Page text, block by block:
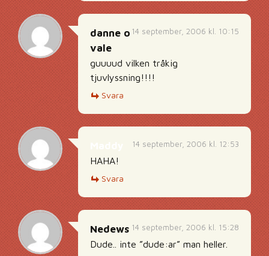
14 september, 2006 kl. 10:15
danne o
vale
guuuud vilken tråkig
tjuvlyssning!!!!
Svara
14 september, 2006 kl. 12:53
HAHA!
Svara
14 september, 2006 kl. 15:28
Nedews
Dude.. inte ”dude:ar” man heller.